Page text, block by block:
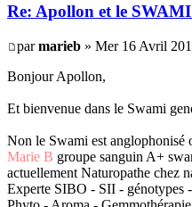
Re: Apollon et le
parmarieb » Mer 16 Avril
Bonjour Apollon,
Et bienvenue dans le Swami
Non le Swami est anglophonisé
Marie B groupe sanguin A+
actuellement Naturopathe chez
Experte SIBO - SII - génotypes